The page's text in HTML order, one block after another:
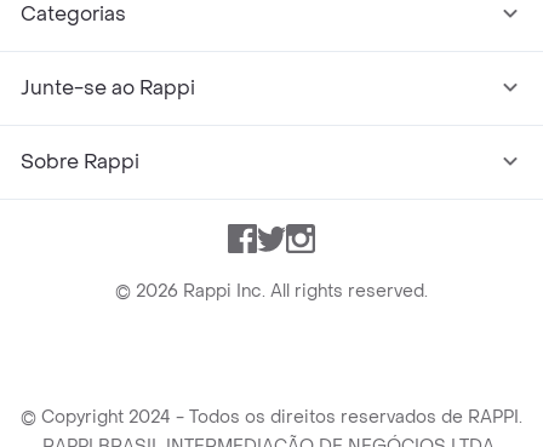
Categorias
Junte-se ao Rappi
Sobre Rappi
Facebook
TwitterInstagram
© 2026 Rappi Inc. All rights reserved.
© Copyright 2024 - Todos os direitos reservados de RAPPI.